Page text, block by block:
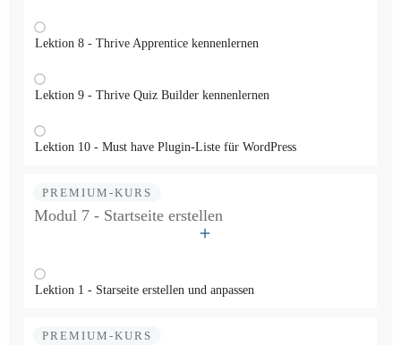
Lektion 8 - Thrive Apprentice kennenlernen
Lektion 9 - Thrive Quiz Builder kennenlernen
Lektion 10 - Must have Plugin-Liste für WordPress
PREMIUM-KURS
Modul 7 - Startseite erstellen
Lektion 1 - Starseite erstellen und anpassen
PREMIUM-KURS